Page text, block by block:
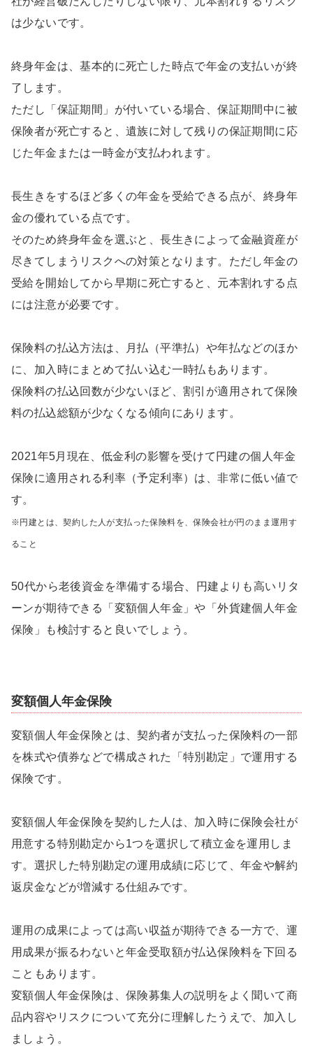
は少ないです。
終身年金は、基本的に死亡した時点で年金の支払いが終
了します。
ただし「保証期間」が付いている場合、保証期間中に被
保険者が死亡すると、遺族に対して残りの保証期間に応
じた年金または一時金が支払われます。
長生きをするほど多くの年金を受給できる点が、終身年
金の優れている点です。
そのため終身年金を選ぶと、長生きによって金融資産が
尽きてしまうリスクへの対策となります。ただし年金の
受給を開始してから早期に死亡すると、元本割れする点
には注意が必要です。
保険料の払込方法は、月払（平準払）や年払などのほか
に、加入時にまとめて払い込む一時払もあります。
保険料の払込回数が少ないほど、割引が適用されて保険
料の払込総額が少なくなる傾向にあります。
2021年5月現在、低金利の影響を受けて円建の個人年金
保険に適用される利率（予定利率）は、非常に低い値で
す。
※円建とは、契約した人が支払った保険料を、保険会社が円のまま運用す
ること
50代から老後資金を準備する場合、円建よりも高いリタ
ーンが期待できる「変額個人年金」や「外貨建個人年金
保険」も検討すると良いでしょう。
変額個人年金保険
変額個人年金保険とは、契約者が支払った保険料の一部
を株式や債券などで構成された「特別勘定」で運用する
保険です。
変額個人年金保険を契約した人は、加入時に保険会社が
用意する特別勘定から1つを選択して積立金を運用しま
す。選択した特別勘定の運用成績に応じて、年金や解約
返戻金などが増減する仕組みです。
運用の成果によっては高い収益が期待できる一方で、運
用成果が振るわないと年金受取額が払込保険料を下回る
こともあります。
変額個人年金保険は、保険募集人の説明をよく聞いて商
品内容やリスクについて充分に理解したうえで、加入し
ましょう。